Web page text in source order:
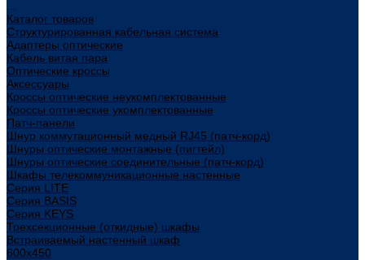
Каталог товаров
Структурированная кабельная система
Адаптеры оптические
Кабель витая пара
Оптические кроссы
Аксессуары
Кроссы оптические неукомплектованные
Кроссы оптические укомплектованные
Патч-панели
Шнур коммутационный медный RJ45 (патч-корд)
Шнуры оптические монтажные (пигтейл)
Шнуры оптические соединительные (патч-корд)
Шкафы телекоммуникационные настенные
Cерия LITE
Cерия BASIS
Cерия KEYS
Трехсекционные (откидные) шкафы
Встраиваемый настенный шкаф
600x450